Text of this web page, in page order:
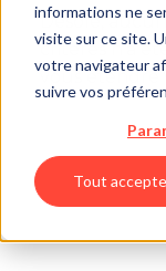
informations ne
visite sur ce site.
votre navigateur
suivre vos
Tout
Désolé,
critères n'a
vous